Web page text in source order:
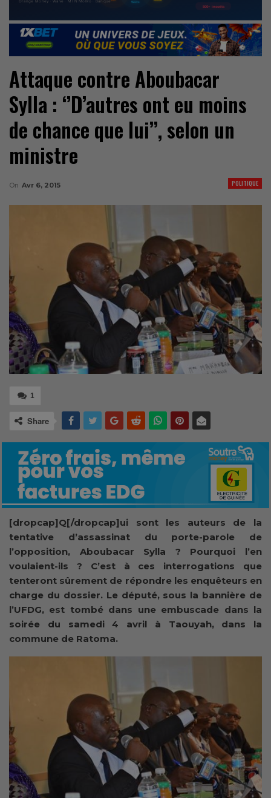
Attaque contre Aboubacar
Sylla : ‘’D’autres ont eu moins
de chance que lui’’, selon un
ministre
POLITIQUE
On Avr 6, 2015
1
Share
[dropcap]Q[/dropcap]ui sont les auteurs de la
tentative d’assassinat du porte-parole de
l’opposition, Aboubacar Sylla ? Pourquoi l’en
voulaient-ils ? C’est à ces interrogations que
tenteront sûrement de répondre les enquêteurs en
charge du dossier. Le député, sous la bannière de
l’UFDG, est tombé dans une embuscade dans la
soirée du samedi 4 avril à Taouyah, dans la
commune de Ratoma.